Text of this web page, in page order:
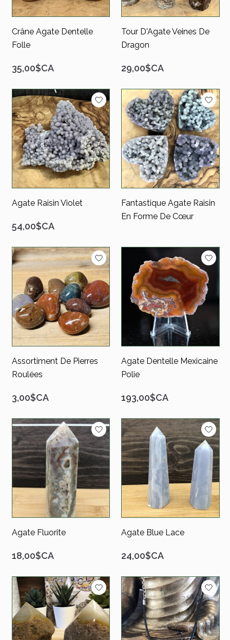
35,00$CA
Crâne Agate Dentelle
Folle
29,00$CA
Tour D'Agate Veines De
Dragon
54,00$CA
Agate Raisin Violet
Fantastique Agate Raisin
En Forme De Cœur
3,00$CA
Assortiment De Pierres
Roulées
193,00$CA
Agate Dentelle Mexicaine
Polie
18,00$CA
Agate Fluorite
24,00$CA
Agate Blue Lace